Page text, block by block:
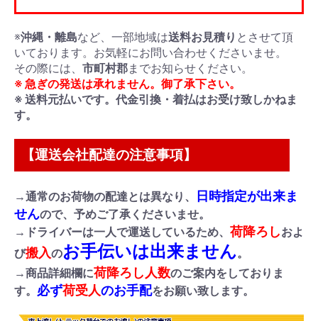
※沖縄・離島など、一部地域は送料お見積り とさせて頂
いております。お気軽にお問い合わせくださいませ。
その際には、 市町村郡までお知らせください。
※ 急ぎの発送は承れません。御了承下さい。
※ 送料元払いです。代金引換・着払はお受け致しかねま
す。
【運送会社配達の注意事項】
→通常のお荷物の配達とは異なり、
日時指定が出来ま
せんので、予めご了承くださいませ。
→ドライバーは一人で運送しているため、 荷降ろしおよ
び搬入のお手伝いは出来ません。
→商品詳細欄に荷降ろし人数のご案内をしておりま
す。 必ず荷受人のお手配をお願い致します。